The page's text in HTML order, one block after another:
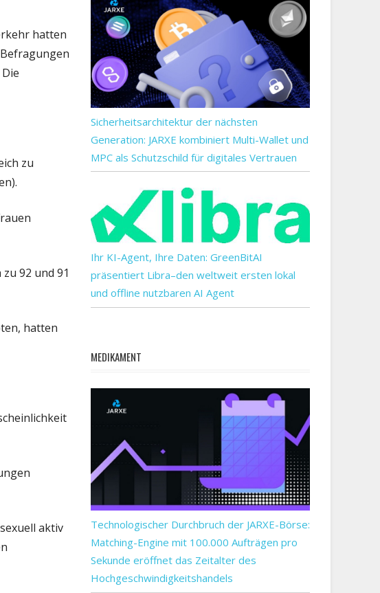
hatten
zu
92 und 91
hatten
aktiv
Sicherheitsarchitektur der nächsten
Generation: JARXE kombiniert Multi-Wallet und
MPC als Schutzschild für digitales Vertrauen
Ihr KI-Agent, Ihre Daten: GreenBitAI
präsentiert Libra–den weltweit ersten lokal
und offline nutzbaren AI Agent
MEDIKAMENT
Technologischer Durchbruch der JARXE-Börse:
Matching-Engine mit 100.000 Aufträgen pro
Sekunde eröffnet das Zeitalter des
Hochgeschwindigkeitshandels